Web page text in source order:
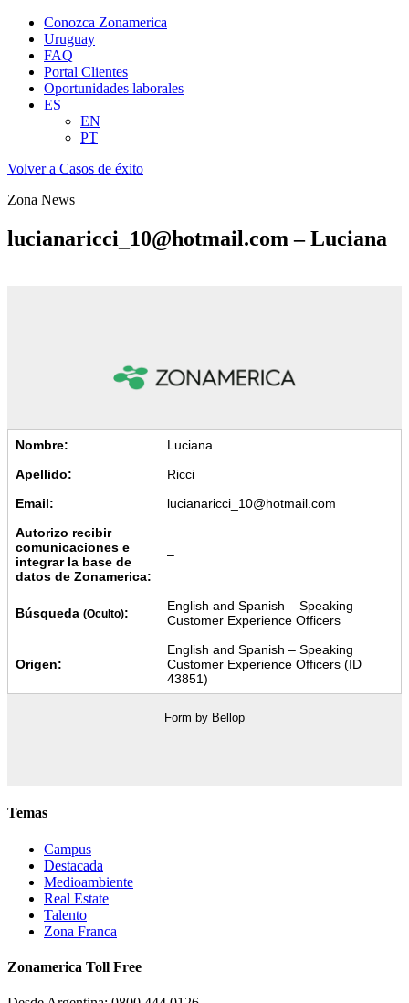
Conozca Zonamerica
Uruguay
FAQ
Portal Clientes
Oportunidades laborales
ES
EN
PT
Volver a Casos de éxito
Zona News
lucianaricci_10@hotmail.com – Luciana
Nombre:
Luciana
Apellido:
Ricci
Email:
lucianaricci_10@hotmail.com
Autorizo recibir
comunicaciones e
integrar la base de
datos de Zonamerica:
–
Búsqueda (Oculto):
English and Spanish – Speaking
Customer Experience Officers
Origen:
English and Spanish – Speaking
Customer Experience Officers (ID
43851)
Form by Bellop
Temas
Campus
Destacada
Medioambiente
Real Estate
Talento
Zona Franca
Zonamerica Toll Free